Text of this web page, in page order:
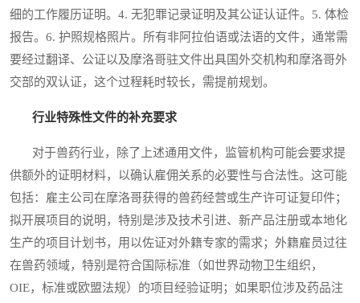
细的工作履历证明。4. 无犯罪记录证明及其公证认证件。5. 体检
报告。6. 护照规格照片。所有非阿拉伯语或法语的文件，通常需
要经过翻译、公证以及摩洛哥驻文件出具国外交机构和摩洛哥外
交部的双认证，这个过程耗时较长，需提前规划。
行业特殊性文件的补充要求
对于兽药行业，除了上述通用文件，监管机构可能会要求提
供额外的证明材料，以确认雇佣关系的必要性与合法性。这可能
包括：雇主公司在摩洛哥获得的兽药经营或生产许可证复印件；
拟开展项目的说明，特别是涉及技术引进、新产品注册或本地化
生产的项目计划书，用以佐证对外籍专家的需求；外籍雇员过往
在兽药领域，特别是符合国际标准（如世界动物卫生组织，
OIE，标准或欧盟法规）的项目经验证明；如果职位涉及药品注